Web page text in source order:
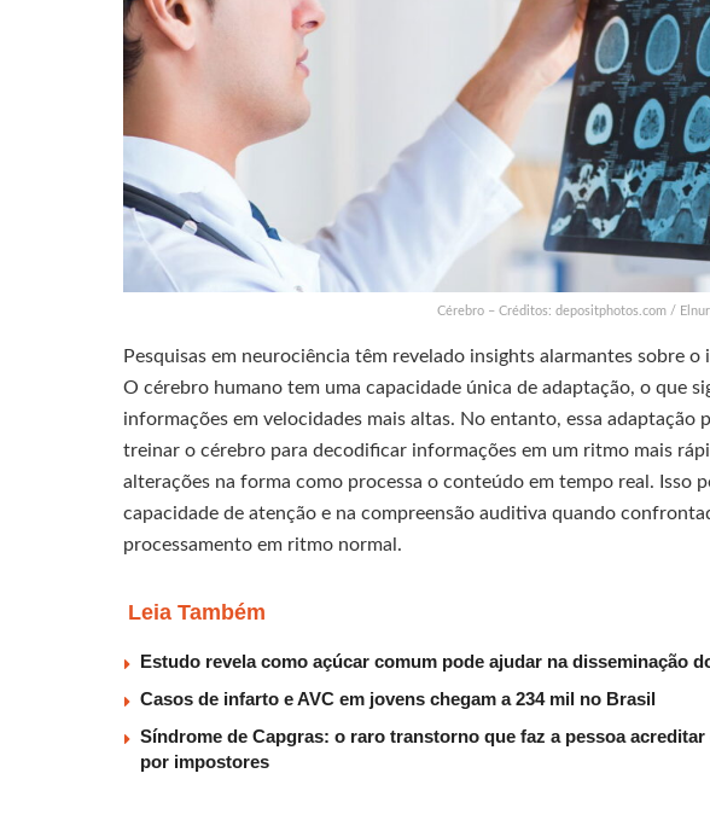
Cérebro – Créditos: depositphotos.com / Elnur_
Pesquisas em neurociência têm revelado insights alarmantes sobre
O cérebro humano tem uma capacidade única de adaptação, o que
informações em velocidades mais altas. No entanto, essa adaptação
treinar o cérebro para decodificar informações em um ritmo mais
alterações na forma como processa o conteúdo em tempo real. Isso
capacidade de atenção e na compreensão auditiva quando
processamento em ritmo normal.
Leia Também
Estudo revela como açúcar comum pode ajudar na disseminação
Casos de infarto e AVC em jovens chegam a 234 mil no Brasil
Síndrome de Capgras: o raro transtorno que faz a pessoa
por impostores